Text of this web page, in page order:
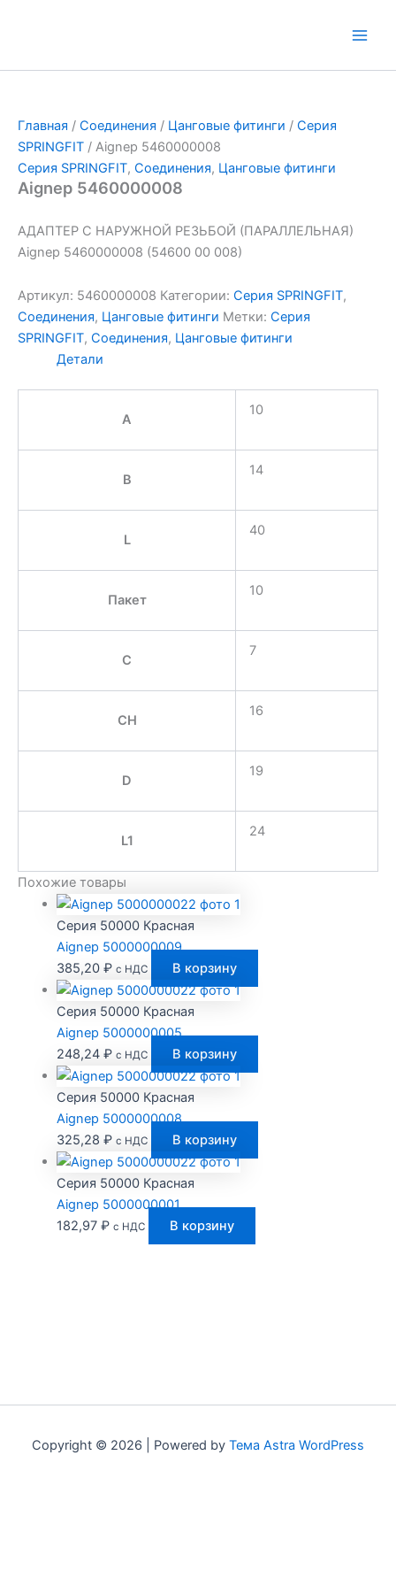
Главная / Соединения / Цанговые фитинги / Серия
SPRINGFIT / Aignep 5460000008
Серия SPRINGFIT, Соединения, Цанговые фитинги
Aignep 5460000008
АДАПТЕР С НАРУЖНОЙ РЕЗЬБОЙ (ПАРАЛЛЕЛЬНАЯ)
Aignep 5460000008 (54600 00 008)
Артикул: 5460000008 Категории: Серия SPRINGFIT,
Соединения, Цанговые фитинги Метки: Серия
SPRINGFIT, Соединения, Цанговые фитинги
Детали
A
10
B
14
L
40
Пакет
10
C
7
CH
16
D
19
L1
24
Похожие товары
Серия 50000 Красная
Aignep 5000000009
385,20 ₽ с НДС В корзину
Серия 50000 Красная
Aignep 5000000005
248,24 ₽ с НДС В корзину
Серия 50000 Красная
Aignep 5000000008
325,28 ₽ с НДС В корзину
Серия 50000 Красная
Aignep 5000000001
182,97 ₽ с НДС В корзину
Copyright © 2026 | Powered by Тема Astra WordPress